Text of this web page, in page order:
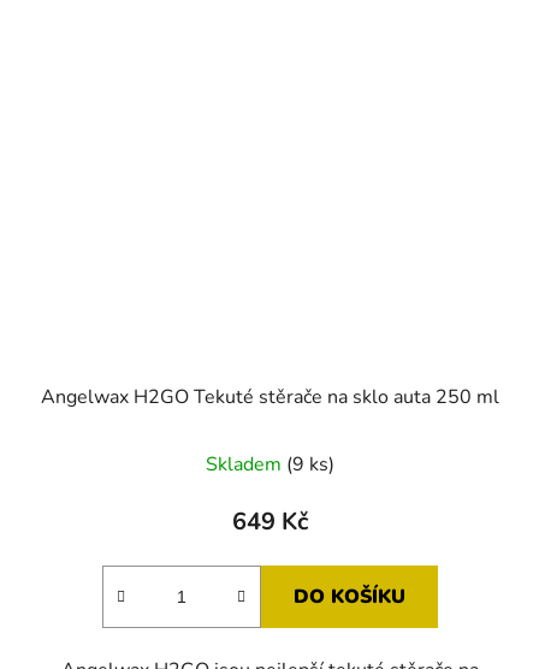
Angelwax H2GO Tekuté stěrače na sklo auta 250 ml
hodnocení
produktu
5,0
Skladem (9 ks)
649 Kč
DO KOŠÍKU